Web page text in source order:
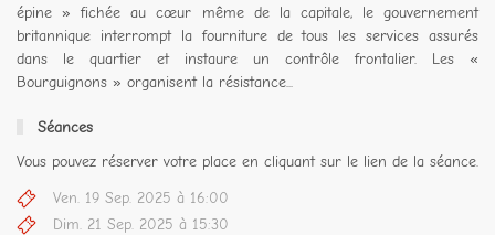
épine » fichée au cœur même de la capitale, le gouvernement
britannique interrompt la fourniture de tous les services assurés
dans le quartier et instaure un contrôle frontalier. Les «
Bourguignons » organisent la résistance...
Séances
Vous pouvez réserver votre place en cliquant sur le lien de la séance.
Ven. 19 Sep. 2025 à 16:00
Dim. 21 Sep. 2025 à 15:30